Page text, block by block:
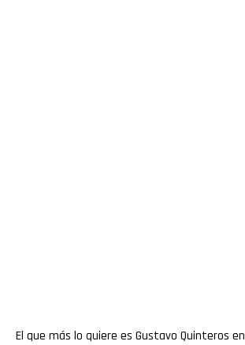
El que más lo quiere es Gustavo Quinteros en